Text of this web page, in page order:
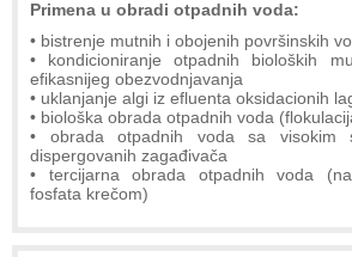
Primena u obradi otpadnih voda:
• bistrenje mutnih i obojenih površinskih
• kondicioniranje otpadnih bioloških
efikasnijeg obezvodnjavanja
• uklanjanje algi iz efluenta oksidacionih
• biološka obrada otpadnih voda
• obrada otpadnih voda sa visokim
dispergovanih zagađivača
• tercijarna obrada otpadnih voda
fosfata krečom)